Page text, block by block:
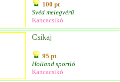
100 pt
Svéd melegvérű
Kancacsikó
Csikaj
95 pt
Holland sportló
Kancacsikó